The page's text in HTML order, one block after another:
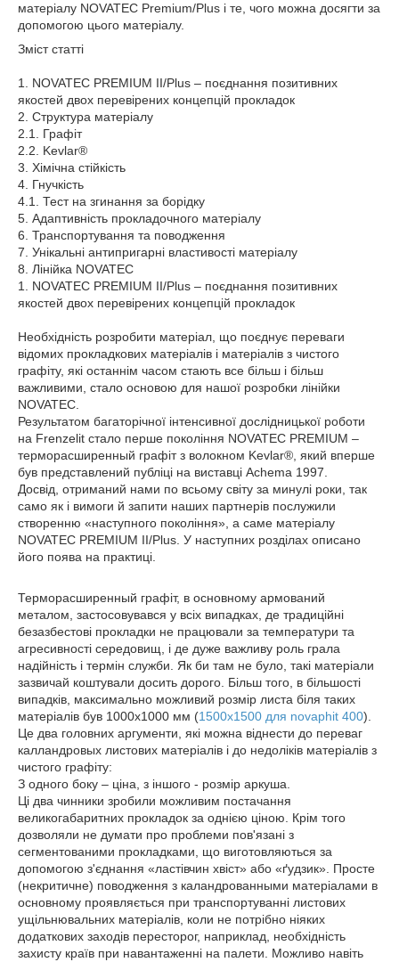
матеріалу NOVATEC Premium/Plus і те, чого можна досягти за
допомогою цього матеріалу.
Зміст статті
1. NOVATEC PREMIUM II/Plus – поєднання позитивних
якостей двох перевірених концепцій прокладок
2. Структура матеріалу
2.1. Графіт
2.2. Kevlar®
3. Хімічна стійкість
4. Гнучкість
4.1. Тест на згинання за борідку
5. Адаптивність прокладочного матеріалу
6. Транспортування та поводження
7. Унікальні антипригарні властивості матеріалу
8. Лінійка NOVATEC
1. NOVATEC PREMIUM II/Plus – поєднання позитивних
якостей двох перевірених концепцій прокладок
Необхідність розробити матеріал, що поєднує переваги
відомих прокладкових матеріалів і матеріалів з чистого
графіту, які останнім часом стають все більш і більш
важливими, стало основою для нашої розробки лінійки
NOVATEC.
Результатом багаторічної інтенсивної дослідницької роботи
на Frenzelit стало перше покоління NOVATEC PREMIUM –
терморасширенный графіт з волокном Kevlar® , який вперше
був представлений публіці на виставці Achema 1997.
Досвід, отриманий нами по всьому світу за минулі роки, так
само як і вимоги й запити наших партнерів послужили
створенню «наступного покоління», а саме матеріалу
NOVATEC PREMIUM II/Plus. У наступних розділах описано
його поява на практиці.
Терморасширенный графіт, в основному армований
металом, застосовувався у всіх випадках, де традиційні
безазбестові прокладки не працювали за температури та
агресивності середовищ, і де дуже важливу роль грала
надійність і термін служби. Як би там не було, такі матеріали
зазвичай коштували досить дорого. Більш того, в більшості
випадків, максимально можливий розмір листа біля таких
матеріалів був 1000x1000 мм (1500х1500 для novaphit 400).
Це два головних аргументи, які можна віднести до переваг
калландровых листових матеріалів і до недоліків матеріалів з
чистого графіту:
З одного боку – ціна, з іншого - розмір аркуша.
Ці два чинники зробили можливим постачання
великогабаритних прокладок за однією ціною. Крім того
дозволяли не думати про проблеми пов'язані з
сегментованими прокладками, що виготовляються за
допомогою з'єднання «ластівчин хвіст» або «ґудзик». Просте
(некритичне) поводження з каландрованными матеріалами в
основному проявляється при транспортуванні листових
ущільнювальних матеріалів, коли не потрібно ніяких
додаткових заходів пересторог, наприклад, необхідність
захисту країв при навантаженні на палети. Можливо навіть